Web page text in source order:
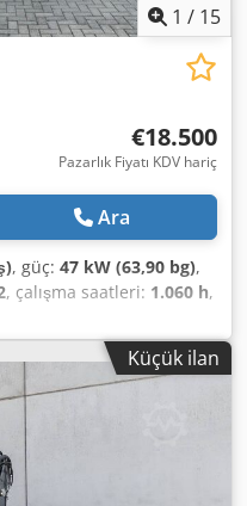
1 / 15
€18.500
Pazarlık Fiyatı KDV hariç
Ara
, güç: 47 kW (63,90 bg),
, çalışma saatleri: 1.060 h,
2 Pedallı Kontrol - Kapalı
3 – Üretim Yılı 2012 –
3 paletli yükleyici,
ve sadece 1.060
teknik hem de görsel
alanları için
Özellikler: *
saati * İyi teknik
Küçük ilan